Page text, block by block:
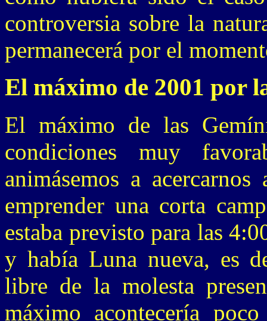
controversia sobre la
permanecerá por el
El máximo de 2001 por
El máximo de las
condiciones muy
animásemos a
emprender una corta
estaba previsto para las
y había Luna nueva, es
libre de la molesta
máximo acontecería